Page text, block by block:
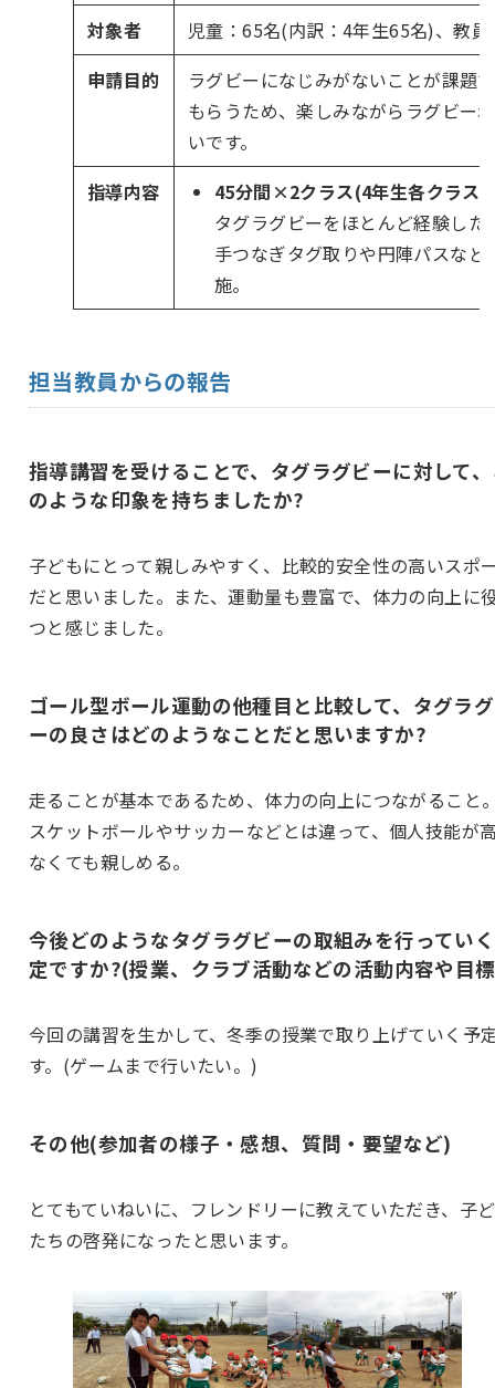
対象者
児童：65名(内訳：4年生65名)、教員
申請目的
ラグビーになじみがないことが課題
もらうため、楽しみながらラグビー
いです。
指導内容
45分間×2クラス(4年生各クラス
タグラグビーをほとんど経験し
手つなぎタグ取りや円陣パスな
施。
担当教員からの報告
指導講習を受けることで、タグラグビーに対して
のような印象を持ちましたか?
子どもにとって親しみやすく、比較的安全性の高いスポ
だと思いました。また、運動量も豊富で、体力の向上に
つと感じました。
ゴール型ボール運動の他種目と比較して、タグラ
ーの良さはどのようなことだと思いますか?
走ることが基本であるため、体力の向上につながること
スケットボールやサッカーなどとは違って、個人技能が
なくても親しめる。
今後どのようなタグラグビーの取組みを行ってい
定ですか?(授業、クラブ活動などの活動内容や目
今回の講習を生かして、冬季の授業で取り上げていく予
す。(ゲームまで行いたい。)
その他(参加者の様子・感想、質問・要望など)
とてもていねいに、フレンドリーに教えていただき、子
たちの啓発になったと思います。